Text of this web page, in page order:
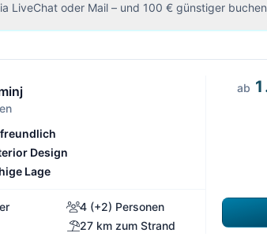
LiveChat oder Mail – und 100 € günstiger
Design
Lage
4 (+2) Personen
27 km zum Strand
ab